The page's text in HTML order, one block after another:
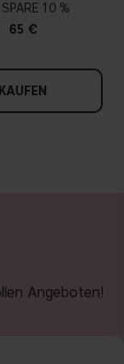
10 %
65 €
KAUFEN
Angeboten!